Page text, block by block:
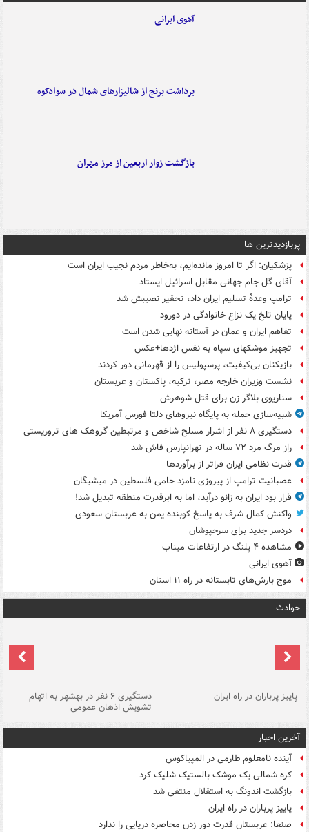
آهوی ایرانی
برداشت برنج از شالیزارهای شمال در سوادکوه
بازگشت زوار اربعین از مرز مهران
پربازدیدترین ها
پزشکیان: اگر تا امروز مانده‌ایم، به‌خاطر مردم نجیب ایران است
آقای گل جام جهانی مقابل اسرائیل ایستاد
ترامپ وعدۀ تسلیم ایران داد، تحقیر نصیبش شد
پایان تلخ یک نزاع خانوادگی در دورود
تفاهم ایران و عمان در آستانه نهایی شدن است
تجهیز موشکهای سپاه به نفس اژدها+عکس
بازیکنان بی‌کیفیت، پرسپولیس را از قهرمانی دور کردند
نشست وزیران خارجه مصر، ترکیه، پاکستان و عربستان
سناریوی بلاگر زن برای قتل شوهرش
شبیه‌سازی حمله به پایگاه نیروهای دلتا فورس آمریکا
دستگیری ۸ نفر از اشرار مسلح شاخص و مرتبطین گروهک های تروریستی
راز مرگ مرد ۷۲ ساله در تهرانپارس فاش شد
قدرت نظامی ایران فراتر از برآوردها
عصبانیت ترامپ از پیروزی نامزد حامی فلسطین در میشیگان
قرار بود ایران به زانو درآید، اما به ابرقدرت منطقه تبدیل شد!
واکنش کمال شرف به پاسخ کوبنده یمن به عربستان سعودی
دردسر جدید برای سرخپوشان
مشاهده ۴ پلنگ در ارتفاعات میناب
آهوی ایرانی
موج بارش‌های تابستانه در راه ۱۱ استان
حوادث
پاییز پرباران در راه ایران دستگیری ۶ نفر در بهشهر به اتهام
تشویش اذهان عمومی
آخرین اخبار
آینده نامعلوم طارمی در المپیاکوس
کره شمالی یک موشک بالستیک شلیک کرد
بازگشت اندونگ به استقلال منتفی شد
پاییز پرباران در راه ایران
صنعا: عربستان قدرت دور زدن محاصره دریایی را ندارد